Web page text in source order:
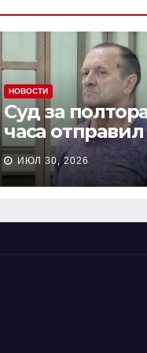
НОВОСТИ
Суд за
часа отправил
пенсионера
Севастополя в
колонию на 18
ИЮЛ 30, 2026